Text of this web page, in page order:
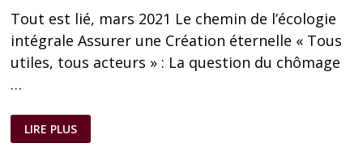
Tout est lié, mars 2021 Le chemin de l’écologie
intégrale Assurer une Création éternelle « Tous
utiles, tous acteurs » : La question du chômage
…
TOUT
EST
LIÉ,
LIRE PLUS